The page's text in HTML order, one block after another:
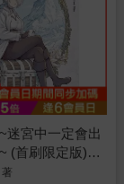
迷宮中一定會出
(首刷限定版)
著